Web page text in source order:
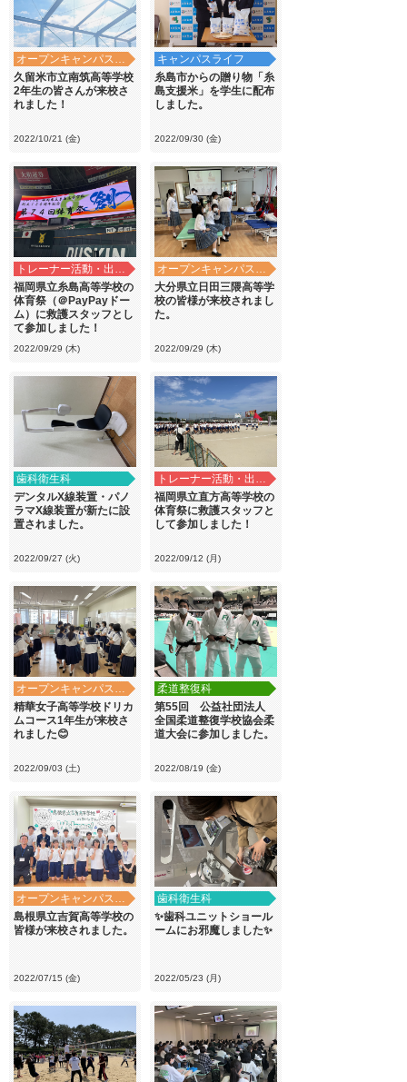
オープンキャンパス・学校見学
久留米市立南筑高等学校
2年生の皆さんが来校さ
れました！
2022/10/21 (金)
キャンパスライフ
糸島市からの贈り物「糸
島支援米」を学生に配布
しました。
2022/09/30 (金)
トレーナー活動・出前講義
福岡県立糸島高等学校の
体育祭（＠PayPayドー
ム）に救護スタッフとし
て参加しました！
2022/09/29 (木)
オープンキャンパス・学校見学
大分県立日田三隈高等学
校の皆様が来校されまし
た。
2022/09/29 (木)
歯科衛生科
デンタルX線装置・パノ
ラマX線装置が新たに設
置されました。
2022/09/27 (火)
トレーナー活動・出前講義
福岡県立直方高等学校の
体育祭に救護スタッフと
して参加しました！
2022/09/12 (月)
オープンキャンパス・学校見学
精華女子高等学校ドリカ
ムコース1年生が来校さ
れました😊
2022/09/03 (土)
柔道整復科
第55回 公益社団法人
全国柔道整復学校協会柔
道大会に参加しました。
2022/08/19 (金)
オープンキャンパス・学校見学
島根県立吉賀高等学校の
皆様が来校されました。
2022/07/15 (金)
歯科衛生科
✨歯科ユニットショール
ームにお邪魔しました✨
2022/05/23 (月)